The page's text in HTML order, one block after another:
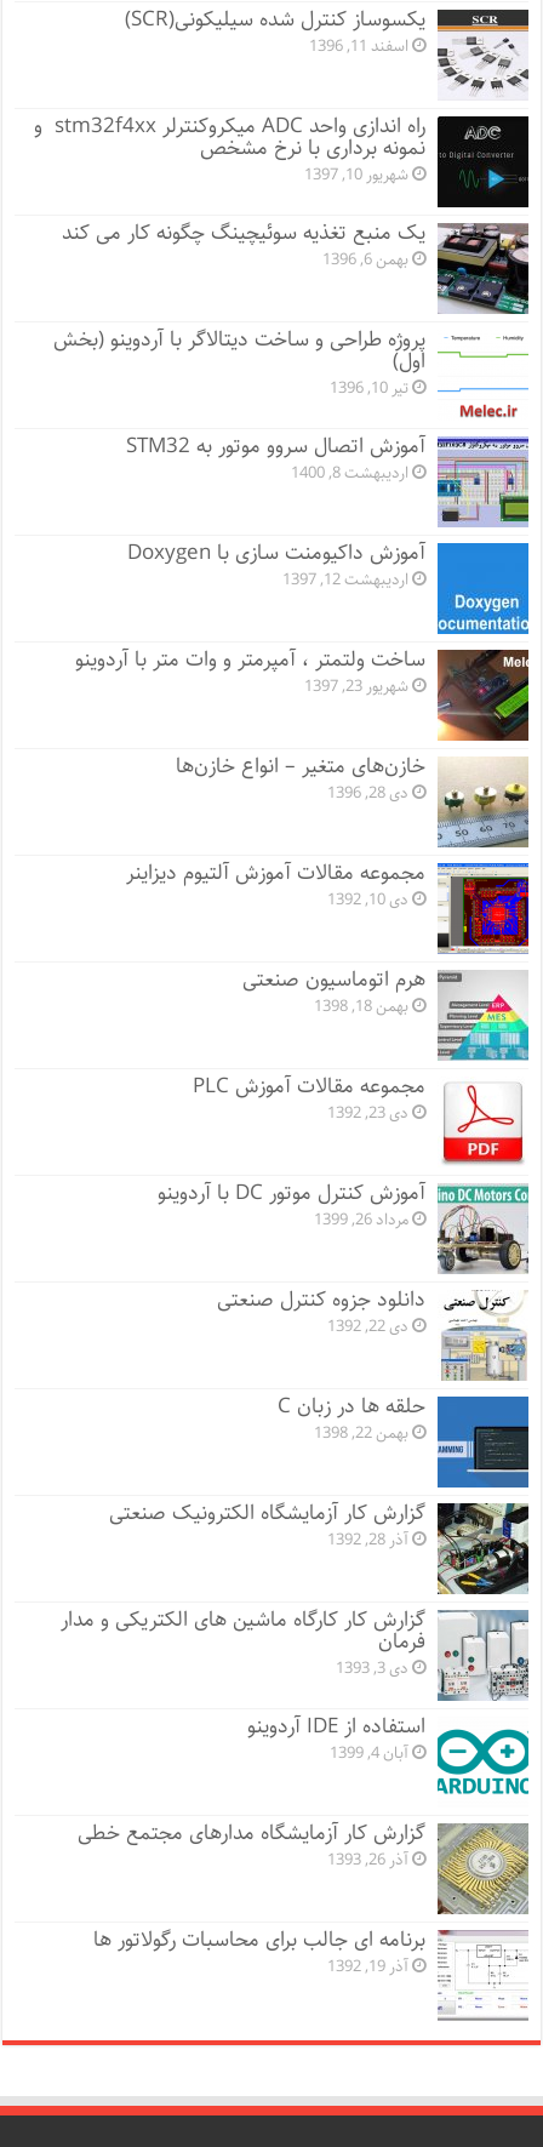
یکسوساز کنترل شده سیلیکونی(SCR)
اسفند 11, 1396
راه اندازی واحد ADC میکروکنترلر stm32f4xx و
نمونه برداری با نرخ مشخص
شهریور 10, 1397
یک منبع تغذیه سوئیچینگ چگونه کار می کند
بهمن 6, 1396
پروژه طراحی و ساخت دیتالاگر با آردوینو (بخش
اول)
تیر 10, 1396
آموزش اتصال سروو موتور به STM32
اردیبهشت 8, 1400
آموزش داکیومنت سازی با Doxygen
اردیبهشت 12, 1397
ساخت ولتمتر ، آمپرمتر و وات متر با آردوینو
شهریور 23, 1397
خازن‌های متغیر – انواع خازن‌ها
دی 28, 1396
مجموعه مقالات آموزش آلتیوم دیزاینر
دی 10, 1392
هرم اتوماسیون صنعتی
بهمن 18, 1398
مجموعه مقالات آموزش PLC
دی 23, 1392
آموزش کنترل موتور DC با آردوینو
مرداد 26, 1399
دانلود جزوه کنترل صنعتی
دی 22, 1392
حلقه ها در زبان C
بهمن 22, 1398
گزارش کار آزمایشگاه الکترونیک صنعتی
آذر 28, 1392
گزارش کار کارگاه ماشین های الکتریکی و مدار
فرمان
دی 3, 1393
استفاده از IDE آردوینو
آبان 4, 1399
گزارش کار آزمایشگاه مدارهای مجتمع خطی
آذر 26, 1393
برنامه ای جالب برای محاسبات رگولاتور ها
آذر 19, 1392